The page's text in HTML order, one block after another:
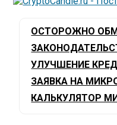
ОСТОРОЖНО
УЛУЧШЕНИЕ
ЗАЯВКА НА
КАЛЬКУЛЯТОР